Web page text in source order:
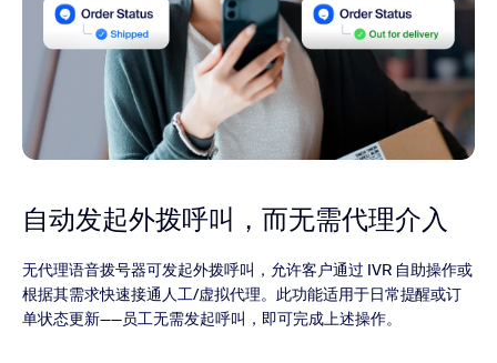
自动发起外拨呼叫，而无需代理介入
无代理语音拨号器可发起外拨呼叫，允许客户通过 IVR 自助操作或
根据其需求快速接通人工/虚拟代理。此功能适用于日常提醒或订
单状态更新——员工无需发起呼叫，即可完成上述操作。